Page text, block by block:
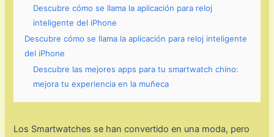
Descubre cómo se llama la aplicación para reloj
inteligente del iPhone
Descubre cómo se llama la aplicación para reloj inteligente
del iPhone
Descubre las mejores apps para tu smartwatch chino:
mejora tu experiencia en la muñeca
Los Smartwatches se han convertido en una moda, pero